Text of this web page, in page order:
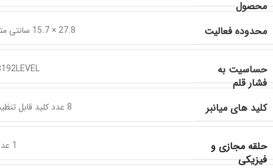
محصول
محدوده فعالیت 27.8 × 15.7 سانتی متر
حساسیت به
فشار قلم
کلید های میانبر 8 عدد کلید قابل تنظیم
حلقه مجازی و
فیزیکی
1 عدد